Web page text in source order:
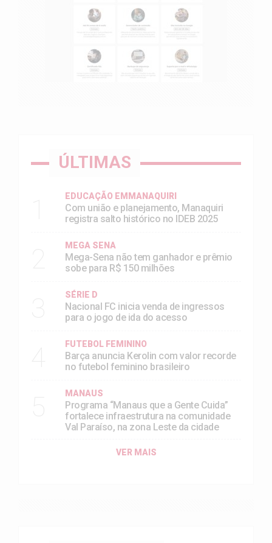
ÚLTIMAS
EDUCAÇÃO EMMANAQUIRI
Com união e planejamento, Manaquiri
registra salto histórico no IDEB 2025
MEGA SENA
Mega-Sena não tem ganhador e prêmio
sobe para R$ 150 milhões
SÉRIE D
Nacional FC inicia venda de ingressos
para o jogo de ida do acesso
FUTEBOL FEMININO
Barça anuncia Kerolin com valor recorde
no futebol feminino brasileiro
MANAUS
Programa “Manaus que a Gente Cuida”
fortalece infraestrutura na comunidade
Val Paraíso, na zona Leste da cidade
VER MAIS